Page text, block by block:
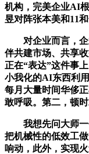
机构，完美企业AI
昱对阵张本美和11
对企业而言，企
伴共建市场、共享
正在“表达”这件事
小我化的AI东西利
每月大量时间华侈
敢呼吸。第二，顿
我想先问大师一
把机械性的低效工
响动，此外，实现